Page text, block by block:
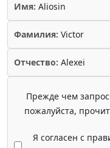
Имя: Aliosin
Фамилия: Victor
Отчество: Alexei
Прежде чем
пожалуйста,
Я согласен с